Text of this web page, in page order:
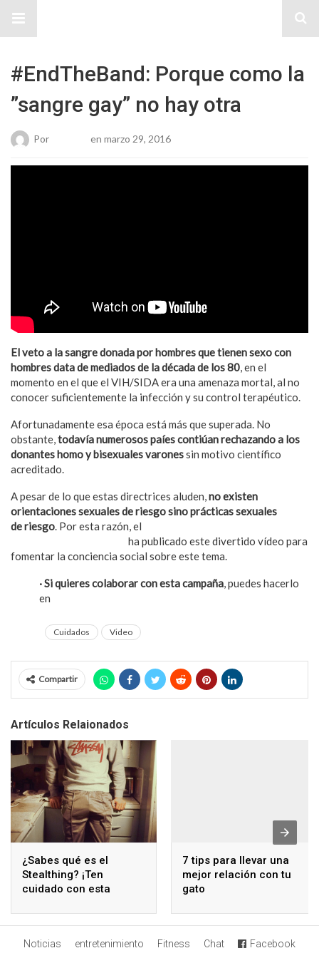
#EndTheBand: Porque como la
”sangre gay” no hay otra
Por en marzo 29, 2016
El veto a la sangre donada por hombres que tienen sexo con
hombres data de mediados de la década de los 80, en el
momento en el que el VIH/SIDA era una amenaza mortal, al no
conocer suficientemente la infección y su control terapéutico.
Afortunadamente esa época está más que superada. No
obstante,todavía numerosos paíes contiúan rechazando a los
donantes homo y bisexuales varonessin motivo científico
acreditado.
A pesar de lo que estas directrices aluden,no existen
orientaciones sexuales de riesgo sino prácticas sexuales
de riesgo. Por esta razón, el
ha publicado este divertido vídeo para
fomentar la conciencia social sobre este tema.
· Si quieres colaborar con esta campaña, puedes hacerlo
en
Cuidados Video
Compartir
Artículos Relaionados
¿Sabes qué es el
Stealthing? ¡Ten
cuidado con esta
7 tips para llevar una
mejor relación con tu
gato
Noticias entretenimiento Fitness Chat Facebook